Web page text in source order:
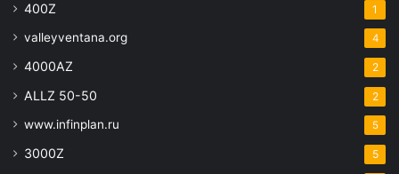
400Z 1
valleyventana.org 4
4000AZ 2
ALLZ 50-50 2
www.infinplan.ru 5
3000Z 5